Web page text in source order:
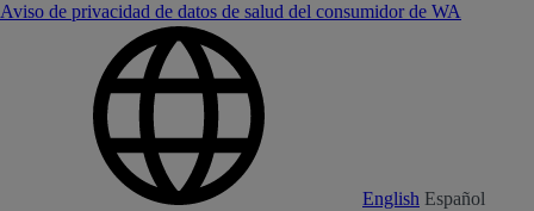
Aviso de privacidad de datos de salud del consumidor de WA
English Español